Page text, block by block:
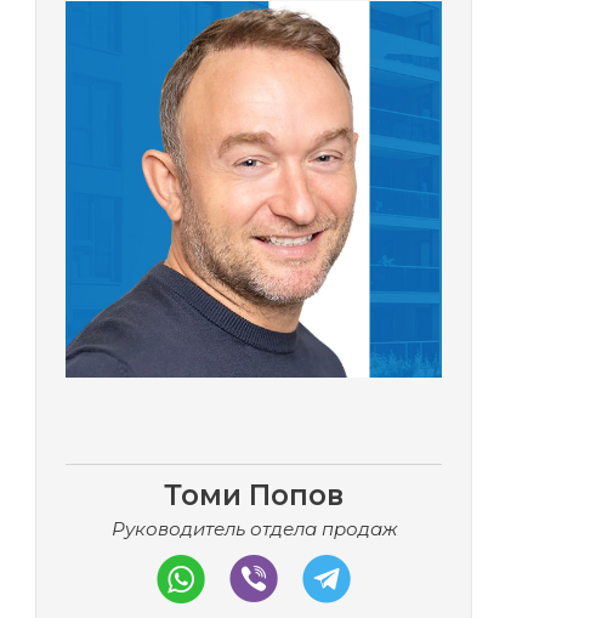
Томи Попов
Руководитель отдела продаж